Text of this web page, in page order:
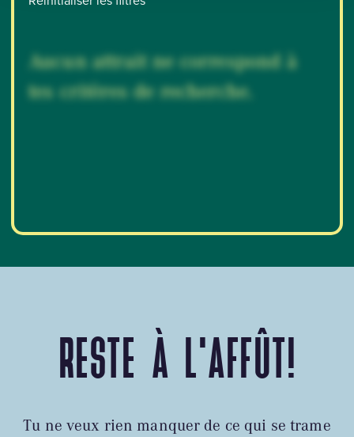
Aucun attrait ne correspond à
tes critères de recherche.
RESTE À L'AFFÛT!
Tu ne veux rien manquer de ce qui se trame